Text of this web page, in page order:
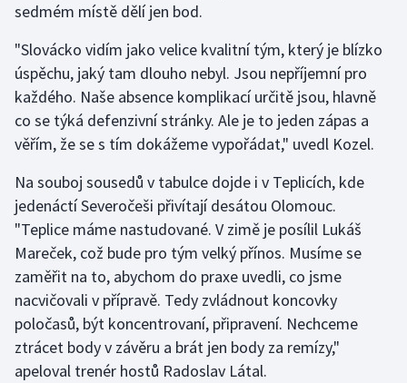
Short track
Sportovní střelba
Stolní tenis
Triatlon
Veslování
Vodní slalom
Volejbal
Ostatní
sedmém místě dělí jen bod.
"Slovácko vidím jako velice kvalitní tým, který je blízko
úspěchu, jaký tam dlouho nebyl. Jsou nepříjemní pro
každého. Naše absence komplikací určitě jsou, hlavně
co se týká defenzivní stránky. Ale je to jeden zápas a
věřím, že se s tím dokážeme vypořádat," uvedl Kozel.
Na souboj sousedů v tabulce dojde i v Teplicích, kde
jedenáctí Severočeši přivítají desátou Olomouc.
"Teplice máme nastudované. V zimě je posílil Lukáš
Mareček, což bude pro tým velký přínos. Musíme se
zaměřit na to, abychom do praxe uvedli, co jsme
nacvičovali v přípravě. Tedy zvládnout koncovky
poločasů, být koncentrovaní, připravení. Nechceme
ztrácet body v závěru a brát jen body za remízy,"
apeloval trenér hostů Radoslav Látal.